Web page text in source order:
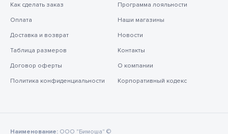
Как сделать заказ
Оплата
Доставка и возврат
Таблица размеров
Договор оферты
Политика конфиденциальности
Программа лояльности
Наши магазины
Новости
Контакты
О компании
Корпоративный кодекс
Наименование: ООО "Бимоша" ©